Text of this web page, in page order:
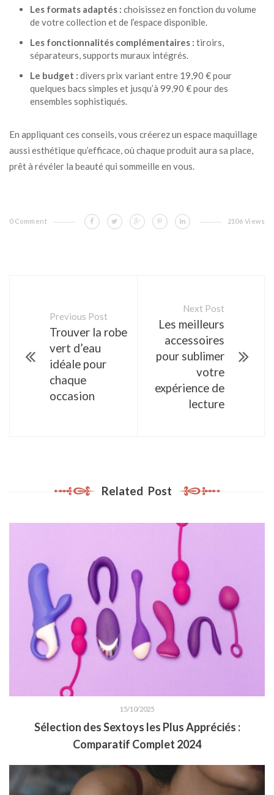
Les formats adaptés : choisissez en fonction du volume
de votre collection et de l’espace disponible.
Les fonctionnalités complémentaires : tiroirs,
séparateurs, supports muraux intégrés.
Le budget : divers prix variant entre 19,90 € pour
quelques bacs simples et jusqu’à 99,90 € pour des
ensembles sophistiqués.
En appliquant ces conseils, vous créerez un espace maquillage
aussi esthétique qu’efficace, où chaque produit aura sa place,
prêt à révéler la beauté qui sommeille en vous.
0 Comment 2106 Views
Previous Post
Trouver la robe
vert d’eau
idéale pour
chaque
occasion
Next Post
Les meilleurs
accessoires
pour sublimer
votre
expérience de
lecture
Related Post
15/10/2025
Sélection des Sextoys les Plus Appréciés :
Comparatif Complet 2024